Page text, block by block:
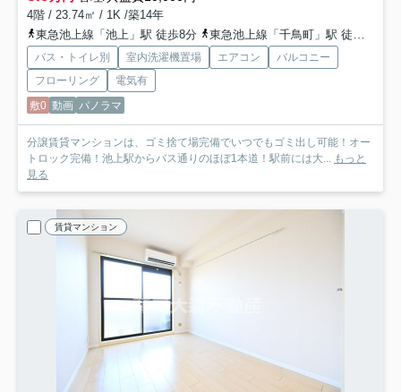
4階 / 23.74㎡ / 1K /築14年
東急池上線「池上」駅 徒歩8分
東急池上線「千鳥町」駅 徒歩13分
バス・トイレ別 室内洗濯機置場 エアコン
バルコニー
フローリング
電気有
敷0 動画 パノラマ
分譲賃貸マンションは、ゴミ捨て場完備でいつでもゴミ出し可能！オー
トロック完備！池上駅からバス通りのほぼ1本道！駅前には大...
もっと
見る
賃貸マンション